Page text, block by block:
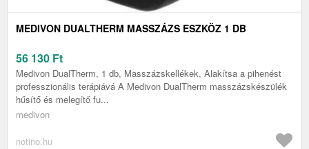
MEDIVON DUALTHERM MASSZÁZS ESZKÖZ 1 DB
56 130 Ft
Medivon DualTherm, 1 db, Masszázskellékek, Alakítsa a pihenést
professzionális terápiává A Medivon DualTherm masszázskészülék
hűsítő és melegítő fu...
medivon
notino.hu